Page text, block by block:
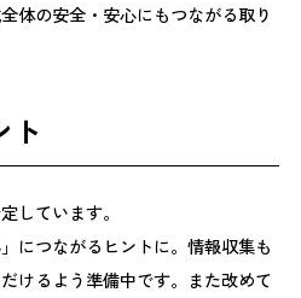
体の安全・安心にもつながる取り
ト
しています。
につながるヒントに。情報収集も
けるよう準備中です。また改めて